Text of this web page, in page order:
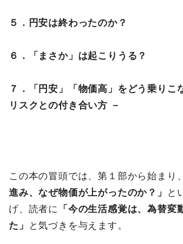
５．円安は終わったのか？
６．「まさか」は起こりうる？
７．「円安」「物価高」をどう乗りこ
リスクとの付き合い方 －
この本の冒頭では、第１部から始まり、
進み、なぜ物価が上がったのか？」
と
げ、読者に
「今の生活感覚は、為替変
た」
と気づきを与えます。